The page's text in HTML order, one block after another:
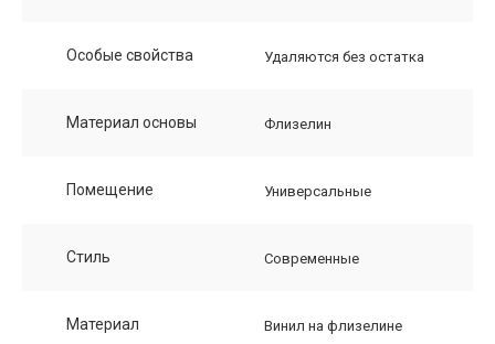
Особые свойства Удаляются без остатка
Материал основы Флизелин
Помещение Универсальные
Стиль Современные
Материал Винил на флизелине